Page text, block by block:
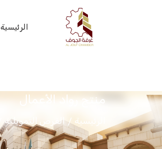
الرئيسية
منتج رواد الأعمال
الرئيسية الفرص التمويلية